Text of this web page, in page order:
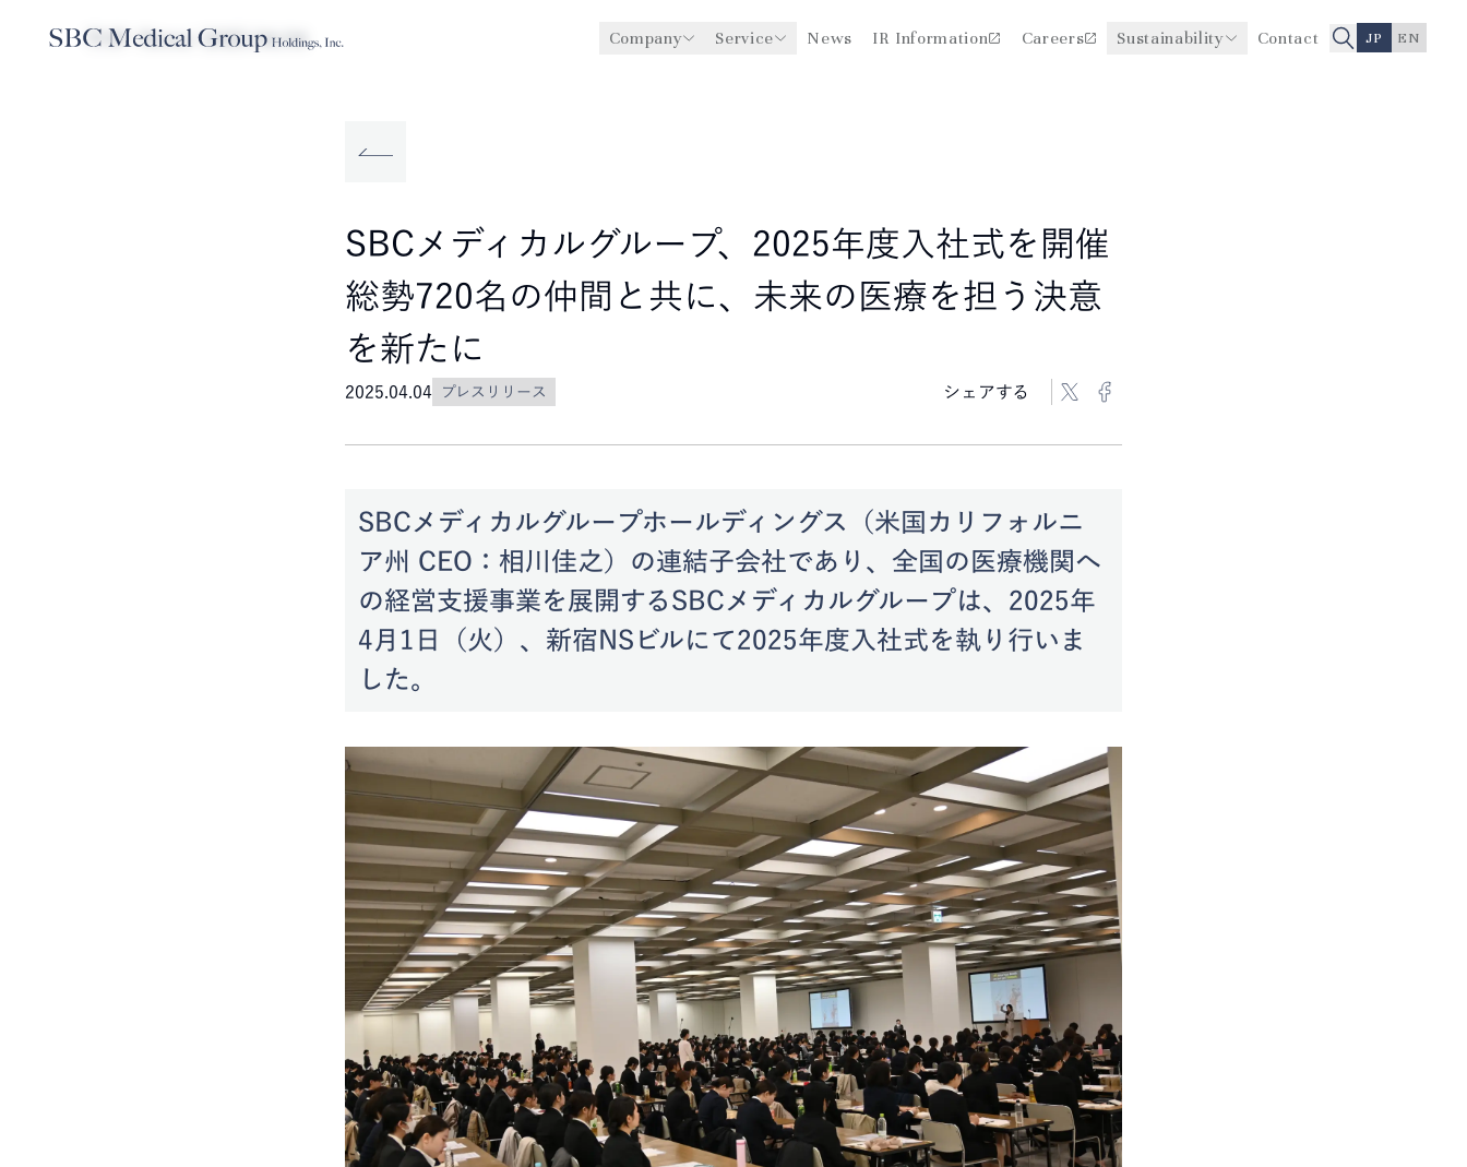
Company Service News IR Information Careers Sustainability Contact JP EN
Company
Service
Sustainability
TOP News 2025.04.04
SBCメディカルグループ、2025年度入社式を開催
総勢720名の仲間と共に、未来の医療を担う決意
を新たに
2025.04.04 プレスリリース シェアする
SBCメディカルグループホールディングス（米国カリフォルニ
ア州 CEO：相川佳之）の連結子会社であり、全国の医療機関へ
の経営支援事業を展開するSBCメディカルグループは、2025年
4月1日（火）、新宿NSビルにて2025年度入社式を執り行いま
した。